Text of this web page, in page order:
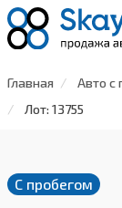
Главная Авто с
Лот: 13755
С пробегом